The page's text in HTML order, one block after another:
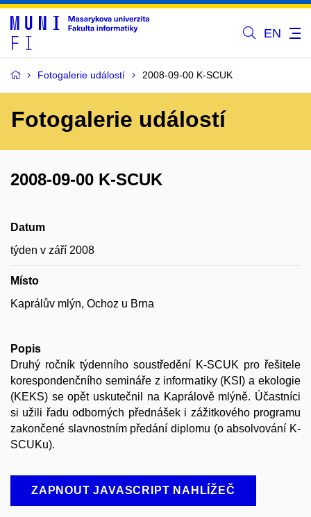
EN
Fotogalerie událostí 2008-09-00 K-SCUK
Fotogalerie událostí
2008-09-00 K-SCUK
Datum
týden v září 2008
Místo
Kaprálův mlýn, Ochoz u Brna
Popis
Druhý ročník týdenního soustředění K-SCUK pro řešitele
korespondenčního semináře z informatiky (KSI) a ekologie
(KEKS) se opět uskutečnil na Kaprálově mlýně. Účastníci
si užili řadu odborných přednášek i zážitkového programu
zakončené slavnostním předání diplomu (o absolvování K-
SCUKu).
ZAPNOUT JAVASCRIPT NAHLÍŽEČ